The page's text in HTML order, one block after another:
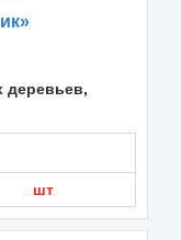
деревьев,
шт